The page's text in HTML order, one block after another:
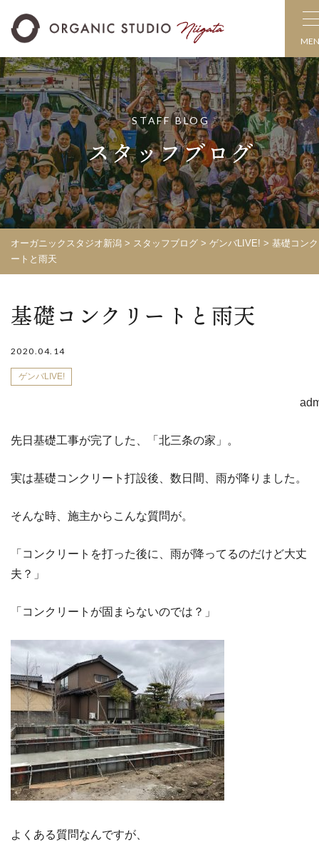
STAFF BLOG
スタッフブログ
オーガニックスタジオ新潟 > スタッフブログ > ゲンバLIVE! > 基礎コン
ートと雨天
基礎コンクリートと雨天
2020.04.14
ゲンバLIVE!
先日基礎工事が完了した、「北三条の家」。
実は基礎コンクリート打設後、数日間、雨が降りました。
そんな時、施主からこんな質問が。
「コンクリートを打った後に、雨が降ってるのだけど大丈
夫？」
「コンクリートが固まらないのでは？」
よくある質問なんですが、